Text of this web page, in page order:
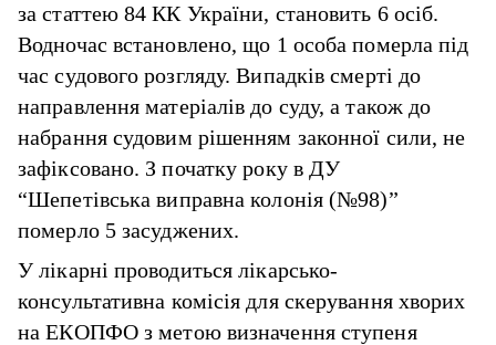
за статтею 84 КК України, становить 6 осіб.
Водночас встановлено, що 1 особа померла під
час судового розгляду. Випадків смерті до
направлення матеріалів до суду, а також до
набрання судовим рішенням законної сили, не
зафіксовано. З початку року в ДУ
“Шепетівська виправна колонія (№98)”
померло 5 засуджених.
У лікарні проводиться лікарсько-
консультативна комісія для скерування хворих
на ЕКОПФО з метою визначення ступеня